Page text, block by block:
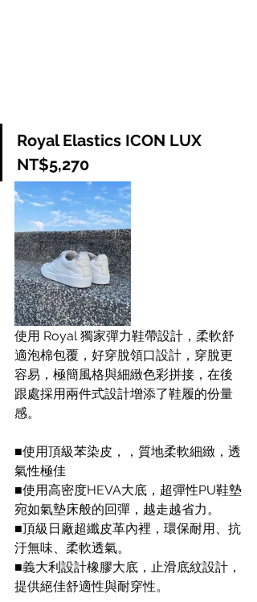
Royal Elastics ICON LUX
NT$5,270
使用 Royal 獨家彈力鞋帶設計，柔軟舒
適泡棉包覆，好穿脫領口設計，穿脫更
容易，極簡風格與細緻色彩拼接，在後
跟處採用兩件式設計增添了鞋履的份量
感。
■使用頂級苯染皮，，質地柔軟細緻，透
氣性極佳
■使用高密度HEVA大底，超彈性PU鞋墊
宛如氣墊床般的回彈，越走越省力。
■頂級日廠超纖皮革內裡，環保耐用、抗
汙無味、柔軟透氣。
■義大利設計橡膠大底，止滑底紋設計，
提供絕佳舒適性與耐穿性。